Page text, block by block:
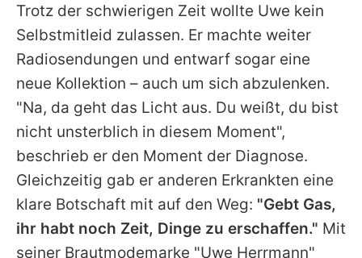
Trotz der schwierigen Zeit wollte Uwe kein
Selbstmitleid zulassen. Er machte weiter
Radiosendungen und entwarf sogar eine
neue Kollektion – auch um sich abzulenken.
"Na, da geht das Licht aus. Du weißt, du bist
nicht unsterblich in diesem Moment",
beschrieb er den Moment der Diagnose.
Gleichzeitig gab er anderen Erkrankten eine
klare Botschaft mit auf den Weg: "Gebt Gas,
ihr habt noch Zeit, Dinge zu erschaffen." Mit
seiner Brautmodemarke "Uwe Herrmann"